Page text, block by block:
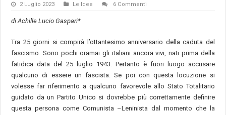
2 Luglio 2023 Le Idee 6 Commenti
di Achille Lucio Gaspari*
Tra 25 giorni si compirà l’ottantesimo anniversario della caduta del
fascismo. Sono pochi oramai gli italiani ancora vivi, nati prima della
fatidica data del 25 luglio 1943. Pertanto è fuori luogo accusare
qualcuno di essere un fascista. Se poi con questa locuzione si
volesse far riferimento a qualcuno favorevole allo Stato Totalitario
guidato da un Partito Unico si dovrebbe più correttamente definire
questa persona come Comunista –Leninista dal momento che la